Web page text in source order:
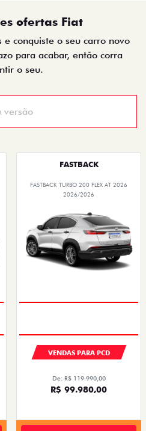
ofertas Fiat
conquiste o seu carro novo
para acabar, então corra
o seu.
FASTBACK
FASTBACK TURBO 200 FLEX AT 2026
2026/2026
VENDAS PARA PCD
De: R$ 119.990,00
R$ 99.980,00